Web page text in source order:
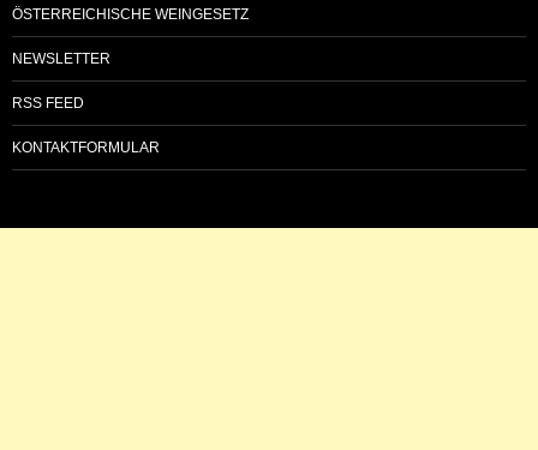
ÖSTERREICHISCHE WEINGESETZ
NEWSLETTER
RSS FEED
KONTAKTFORMULAR